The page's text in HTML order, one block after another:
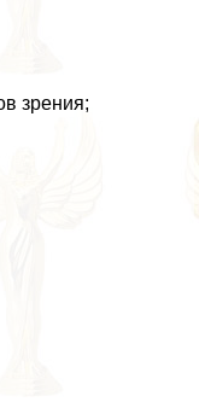
зрения;